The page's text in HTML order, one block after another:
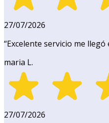
27/07/2026
“Excelente servicio me llegó
maria L.
27/07/2026